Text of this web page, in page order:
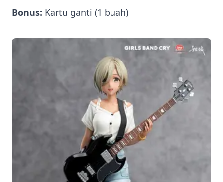
Bonus: Kartu ganti (1 buah)